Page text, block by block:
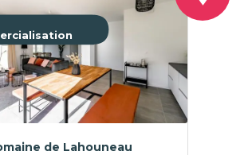
de Lahouneau